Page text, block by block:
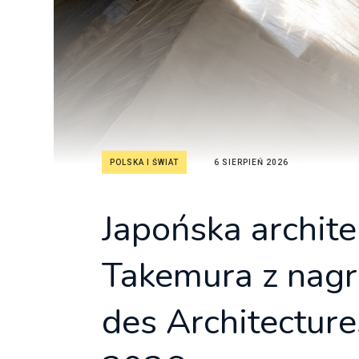
Freelance -
Galeria Miast
POLSKA I ŚWIAT 6 SIERPIEŃ 2026
Japońska
Takemura z
des